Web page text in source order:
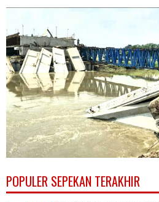
POPULER SEPEKAN TERAKHIR